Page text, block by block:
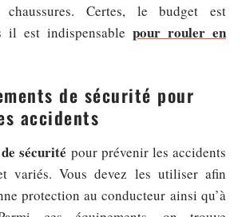
Certes, le budget est
il est indispensable pour rouler en
de sécurité pour
accidents
sécurité pour prévenir les accidents
variés. Vous devez les utiliser afin
protection au conducteur ainsi qu’à